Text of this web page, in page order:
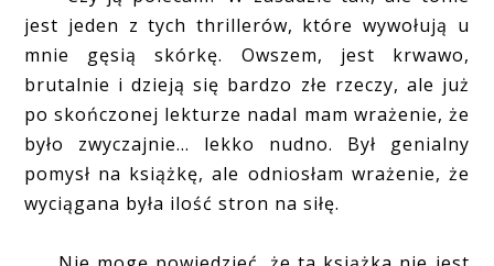
jest jeden z tych thrillerów, które wywołują u
mnie gęsią skórkę. Owszem, jest krwawo,
brutalnie i dzieją się bardzo złe rzeczy, ale już
po skończonej lekturze nadal mam wrażenie, że
było zwyczajnie... lekko nudno. Był genialny
pomysł na książkę, ale odniosłam wrażenie, że
wyciągana była ilość stron na siłę.